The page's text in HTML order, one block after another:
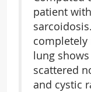
patient
completely
lung
scattered
and cystic